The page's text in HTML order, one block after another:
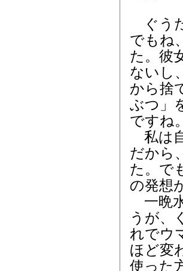
ぐう
でもね
た。彼
ないし
から捨
ぶつ」
ですね。
私は
だから
た。で
の発想
一晩
うが、
れでウ
ほど変
使った